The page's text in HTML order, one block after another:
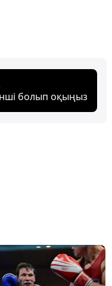
болып оқыңыз